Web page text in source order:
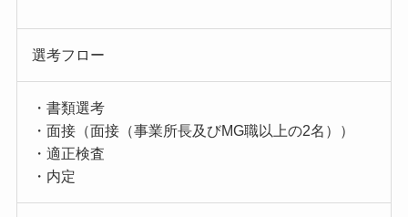
選考フロー
・書類選考
・面接（面接（事業所長及びMG職以上の2名））
・適正検査
・内定